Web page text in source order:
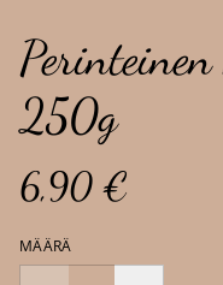
250g
6,90 €
MÄÄRÄ